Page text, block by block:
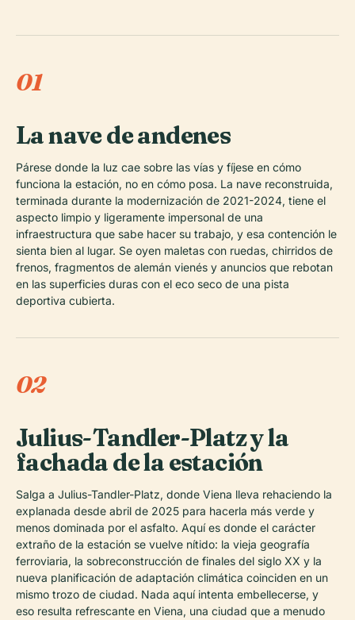
01
La nave de andenes
Párese donde la luz cae sobre las vías y fíjese en cómo
funciona la estación, no en cómo posa. La nave reconstruida,
terminada durante la modernización de 2021-2024, tiene el
aspecto limpio y ligeramente impersonal de una
infraestructura que sabe hacer su trabajo, y esa contención le
sienta bien al lugar. Se oyen maletas con ruedas, chirridos de
frenos, fragmentos de alemán vienés y anuncios que rebotan
en las superficies duras con el eco seco de una pista
deportiva cubierta.
02
Julius-Tandler-Platz y la
fachada de la estación
Salga a Julius-Tandler-Platz, donde Viena lleva rehaciendo la
explanada desde abril de 2025 para hacerla más verde y
menos dominada por el asfalto. Aquí es donde el carácter
extraño de la estación se vuelve nítido: la vieja geografía
ferroviaria, la sobreconstrucción de finales del siglo XX y la
nueva planificación de adaptación climática coinciden en un
mismo trozo de ciudad. Nada aquí intenta embellecerse, y
eso resulta refrescante en Viena, una ciudad que a menudo